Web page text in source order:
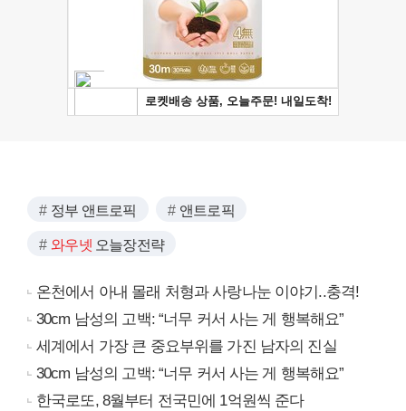
정부 앤트로픽 앤트로픽
와우넷 오늘장전략
온천에서 아내 몰래 처형과 사랑나눈 이야기..충격!
30cm 남성의 고백: “너무 커서 사는 게 행복해요”
세계에서 가장 큰 중요부위를 가진 남자의 진실
30cm 남성의 고백: “너무 커서 사는 게 행복해요”
한국로또, 8월부터 전국민에 1억원씩 준다